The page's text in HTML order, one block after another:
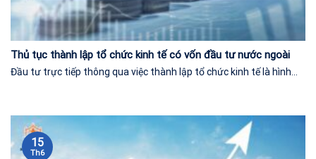
Thủ tục thành lập tổ chức kinh tế có vốn đầu tư nước ngoài
Đầu tư trực tiếp thông qua việc thành lập tổ chức kinh tế là hình...
15
Th6